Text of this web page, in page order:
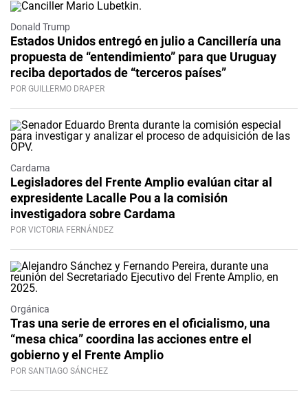
Donald Trump
Estados Unidos entregó en julio a Cancillería una
propuesta de “entendimiento” para que Uruguay
reciba deportados de “terceros países”
POR GUILLERMO DRAPER
Cardama
Legisladores del Frente Amplio evalúan citar al
expresidente Lacalle Pou a la comisión
investigadora sobre Cardama
POR VICTORIA FERNÁNDEZ
Orgánica
Tras una serie de errores en el oficialismo, una
“mesa chica” coordina las acciones entre el
gobierno y el Frente Amplio
POR SANTIAGO SÁNCHEZ